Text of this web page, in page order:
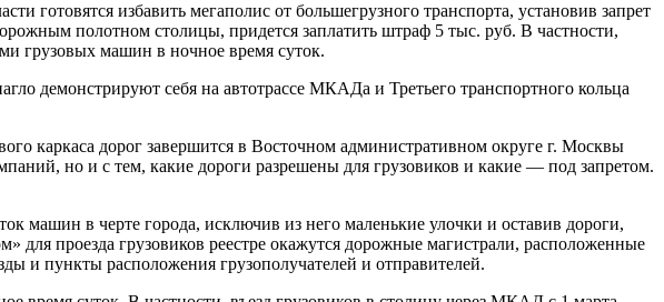
готовятся избавить мегаполис от большегрузного транспорта, установив запрет
полотном столицы, придется заплатить штраф 5 тыс. руб. В частности,
грузовых машин в ночное время суток.
демонстрируют себя на автотрассе МКАДа и Третьего транспортного кольца
каркаса дорог завершится в Восточном административном округе г. Москвы
но и с тем, какие дороги разрешены для грузовиков и какие — под запретом.
машин в черте города, исключив из него маленькие улочки и оставив дороги,
проезда грузовиков реестре окажутся дорожные магистрали, расположенные
и пункты расположения грузополучателей и отправителей.